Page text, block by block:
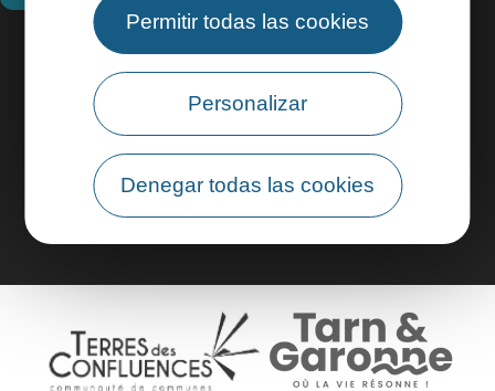
Permitir todas las cookies
Personalizar
Denegar todas las cookies
Información práctica
Área profesional
Área de grupo